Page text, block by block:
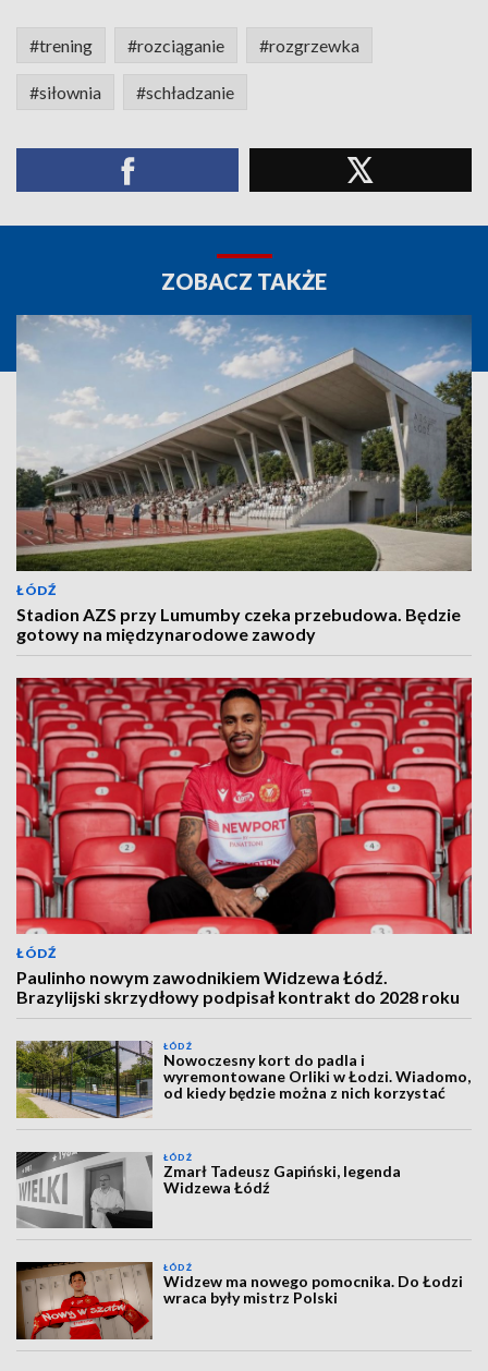
#trening #rozciąganie #rozgrzewka
#siłownia #schładzanie
ZOBACZ TAKŻE
ŁÓDŹ
Stadion AZS przy Lumumby czeka przebudowa. Będzie
gotowy na międzynarodowe zawody
ŁÓDŹ
Paulinho nowym zawodnikiem Widzewa Łódź.
Brazylijski skrzydłowy podpisał kontrakt do 2028 roku
ŁÓDŹ
Nowoczesny kort do padla i
wyremontowane Orliki w Łodzi. Wiadomo,
od kiedy będzie można z nich korzystać
ŁÓDŹ
Zmarł Tadeusz Gapiński, legenda
Widzewa Łódź
ŁÓDŹ
Widzew ma nowego pomocnika. Do Łodzi
wraca były mistrz Polski